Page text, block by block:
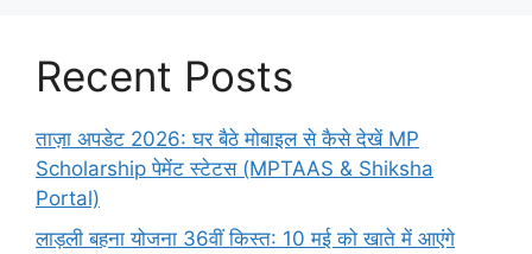
Recent Posts
ताज़ा अपडेट 2026: घर बैठे मोबाइल से कैसे देखें MP
Scholarship पेमेंट स्टेटस (MPTAAS & Shiksha
Portal)
लाड़ली बहना योजना 36वीं किस्त: 10 मई को खाते में आएंगे